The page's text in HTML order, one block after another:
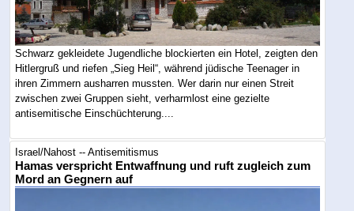
Schwarz gekleidete Jugendliche blockierten ein Hotel, zeigten den
Hitlergruß und riefen „Sieg Heil“, während jüdische Teenager in
ihren Zimmern ausharren mussten. Wer darin nur einen Streit
zwischen zwei Gruppen sieht, verharmlost eine gezielte
antisemitische Einschüchterung....
Israel/Nahost -- Antisemitismus
Hamas verspricht Entwaffnung und ruft zugleich zum
Mord an Gegnern auf